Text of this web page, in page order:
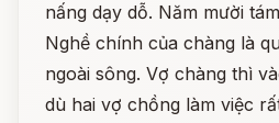
nấng dạy dỗ. Năm mười
Nghề chính của chàng là
ngoài sông. Vợ chàng thì
dù hai vợ chồng làm việc